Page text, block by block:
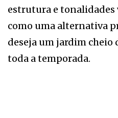
estrutura e
como uma alternativa
deseja um jardim cheio
toda a temporada.